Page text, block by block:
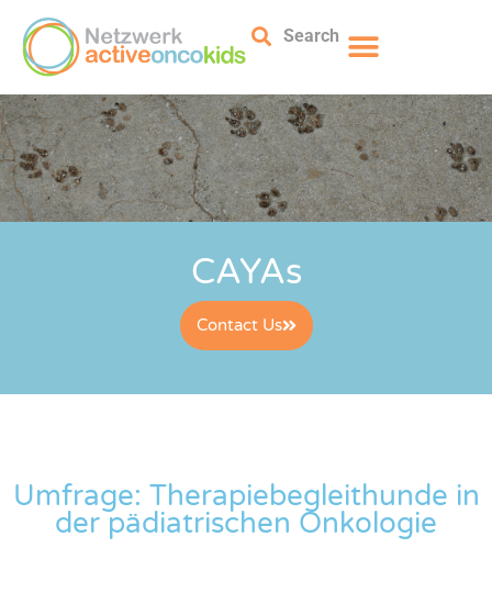
Search
CAYAs
Contact Us
Umfrage: Therapiebegleithunde in
der pädiatrischen Onkologie